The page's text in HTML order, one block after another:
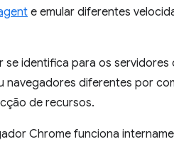
e emular diferentes
identifica para os servidores
navegadores diferentes por
de recursos.
Chrome funciona